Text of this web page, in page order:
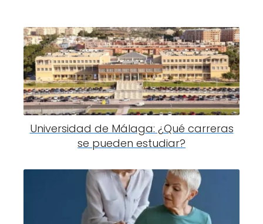
Universidad de Málaga: ¿Qué carreras
se pueden estudiar?